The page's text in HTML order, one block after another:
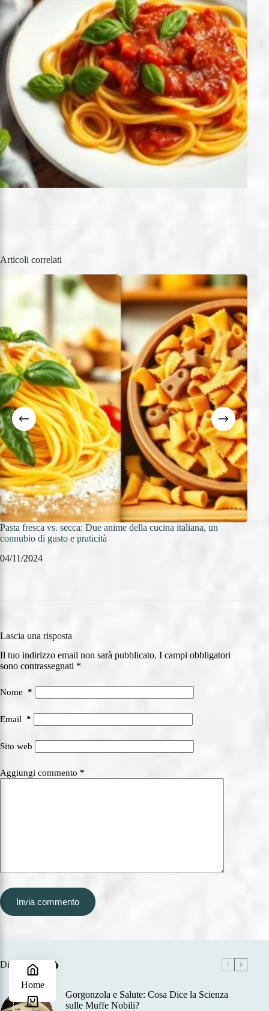
Articoli correlati
Pasta fresca vs. secca: Due anime della cucina italiana, un
connubio di gusto e praticità
04/11/2024
Lascia una risposta
Il tuo indirizzo email non sarà pubblicato. I campi obbligatori
sono contrassegnati *
Nome *
Email *
Sito web
Aggiungi commento *
Invia commento
Di tendenza
Gorgonzola e Salute: Cosa Dice la Scienza
sulle Muffe Nobili?
Home